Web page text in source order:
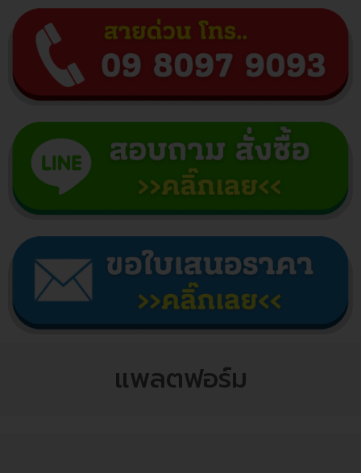
แพลตฟอร์ม